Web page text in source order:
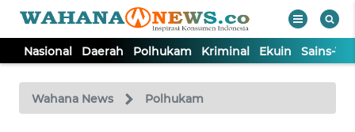
Nasional Daerah Polhukam Kriminal Ekuin Sains-
Wahana News Polhukam
TV
Tutup